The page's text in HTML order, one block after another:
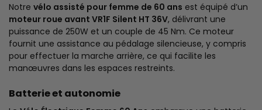
Notre vélo assisté pour femme de 60 ans est équipé d’un
moteur roue avant VR1F Silent HT 36V, délivrant une
puissance de 250W et un couple de 45 Nm. Ce moteur
fournit une assistance au pédalage silencieuse, y compris
pour effectuer la marche arrière, ce qui facilite les
manœuvres dans les espaces restreints.
Batterie et autonomie